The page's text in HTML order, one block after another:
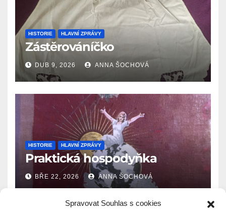
Spravovat Souhlas s cookies
HISTORIE HLAVNÍ ZPRÁVY
Zástěrováníčko
DUB 9, 2026 ANNA ŠOCHOVÁ
HISTORIE HLAVNÍ ZPRÁVY
Praktická hospodyňka
BŘE 22, 2026 ANNA ŠOCHOVÁ